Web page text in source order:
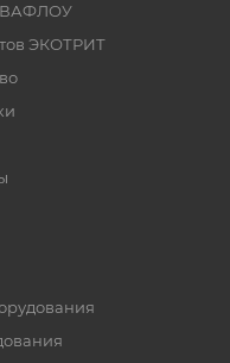
ЭКОТРИТ